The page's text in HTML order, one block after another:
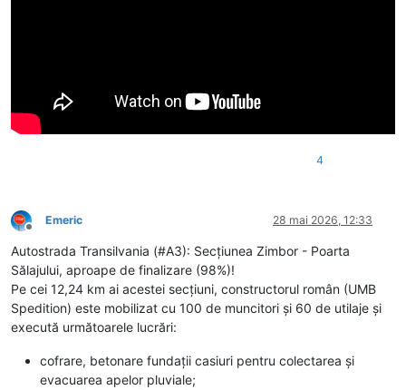
4
Deconectat
Emeric 28 mai 2026, 12:33
Autostrada Transilvania (#A3): Secțiunea Zimbor - Poarta
Sălajului, aproape de finalizare (98%)!
Pe cei 12,24 km ai acestei secțiuni, constructorul român (UMB
Spedition) este mobilizat cu 100 de muncitori și 60 de utilaje și
execută următoarele lucrări:
cofrare, betonare fundații casiuri pentru colectarea și
evacuarea apelor pluviale;